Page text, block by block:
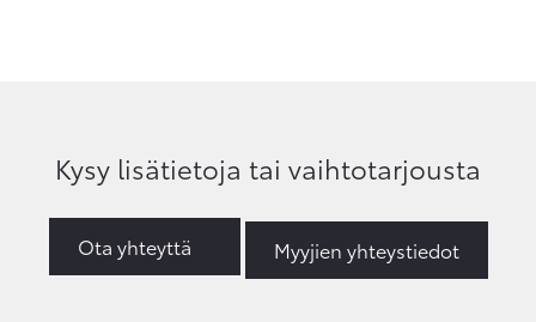
Kysy lisätietoja tai vaihtotarjousta
Ota yhteyttä Myyjien yhteystiedot